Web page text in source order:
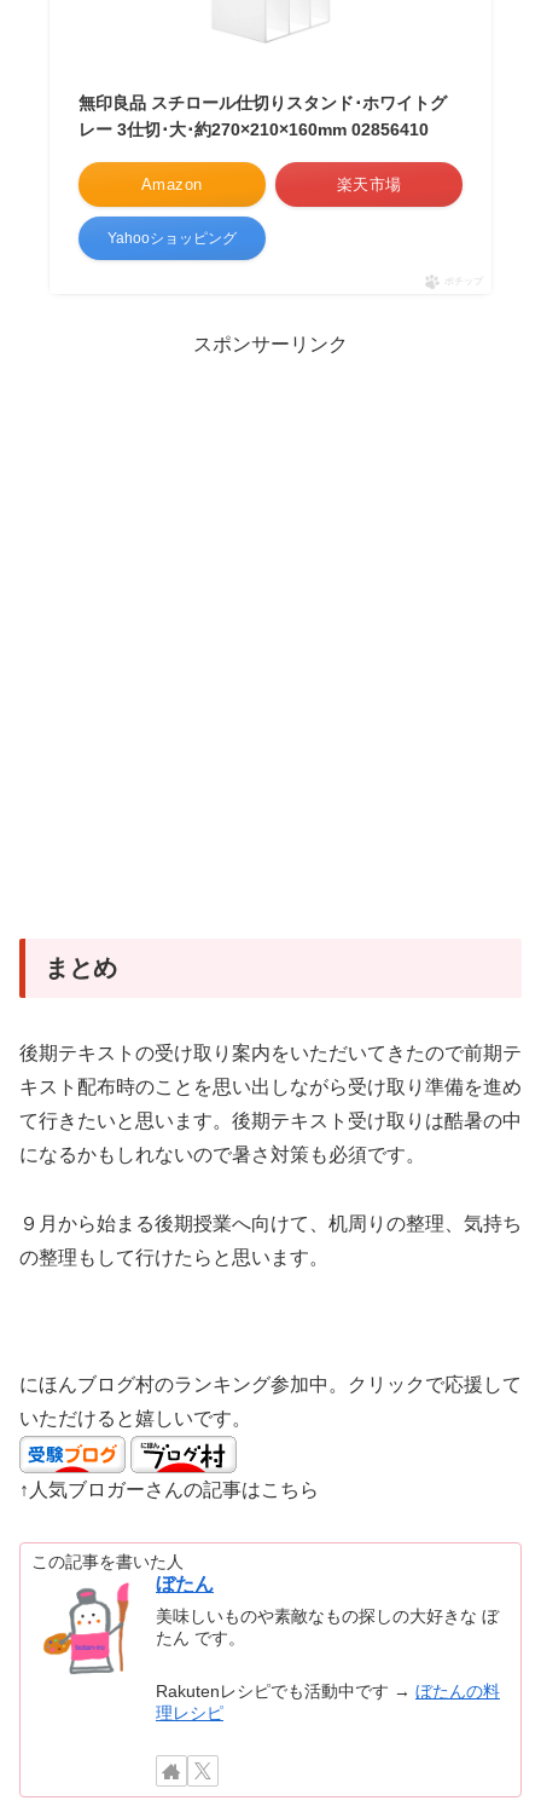
無印良品 スチロール仕切りスタンド･ホワイトグ
レー 3仕切･大･約270×210×160mm 02856410
Amazon 楽天市場
Yahooショッピング
ポチップ
スポンサーリンク
まとめ
後期テキストの受け取り案内をいただいてきたので前期テ
キスト配布時のことを思い出しながら受け取り準備を進め
て行きたいと思います。後期テキスト受け取りは酷暑の中
になるかもしれないので暑さ対策も必須です。
９月から始まる後期授業へ向けて、机周りの整理、気持ち
の整理もして行けたらと思います。
にほんブログ村のランキング参加中。クリックで応援して
いただけると嬉しいです。
↑人気ブロガーさんの記事はこちら
この記事を書いた人
ぼたん
美味しいものや素敵なもの探しの大好きな ぼ
たん です。
Rakutenレシピでも活動中です →ぼたんの料
理レシピ